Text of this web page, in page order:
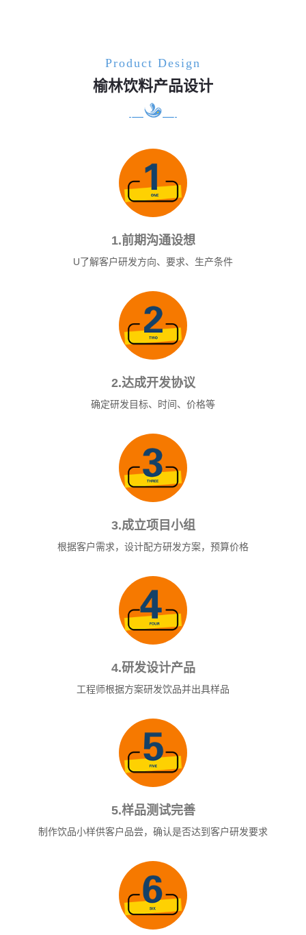
Product Design
榆林饮料产品设计
1.前期沟通设想
U了解客户研发方向、要求、生产条件
2.达成开发协议
确定研发目标、时间、价格等
3.成立项目小组
根据客户需求，设计配方研发方案，预算价格
4.研发设计产品
工程师根据方案研发饮品并出具样品
5.样品测试完善
制作饮品小样供客户品尝，确认是否达到客户研发要求